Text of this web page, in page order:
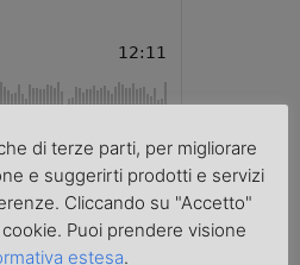
di terze parti, per migliorare
e suggerirti prodotti e servizi
Cliccando su "Accetto"
Puoi prendere visione
estesa.